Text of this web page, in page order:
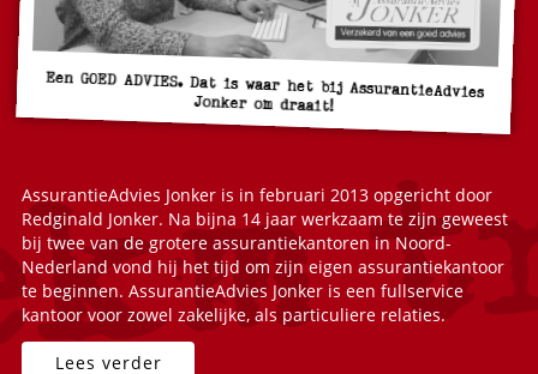
Een GOED ADVIES. Dat is waar het bij AssurantieAdvies
Jonker om draait!
AssurantieAdvies Jonker is in februari 2013 opgericht door
Redginald Jonker. Na bijna 14 jaar werkzaam te zijn geweest
bij twee van de grotere assurantiekantoren in Noord-
Nederland vond hij het tijd om zijn eigen assurantiekantoor
te beginnen. AssurantieAdvies Jonker is een fullservice
kantoor voor zowel zakelijke, als particuliere relaties.